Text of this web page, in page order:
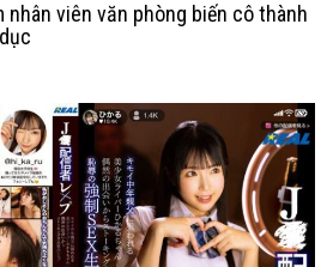
nhân viên văn phòng biến cô thành